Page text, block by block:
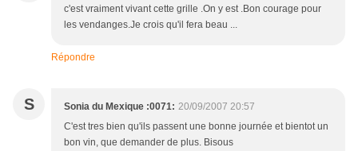
c'est vraiment vivant cette grille .On y est .Bon courage pour
les vendanges.Je crois qu'il fera beau ...
Répondre
S Sonia du Mexique :0071: 20/09/2007 20:57
C'est tres bien qu'ils passent une bonne journée et bientot un
bon vin, que demander de plus. Bisous